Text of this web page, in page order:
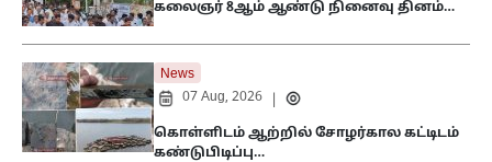
கலைஞர் 8ஆம் ஆண்டு நினைவு தினம்…
News
07 Aug, 2026
கொள்ளிடம் ஆற்றில் சோழர்கால கட்டிடம்
கண்டுபிடிப்பு…